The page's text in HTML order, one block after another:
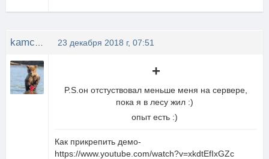
23 декабря 2018 г, 07:51
+
P.S.он отстуствовал меньше меня на сервере,
пока я в лесу жил :)
опыт есть :)
Как прикрепить демо-
https://www.youtube.com/watch?v=xkdtEfIxGZc